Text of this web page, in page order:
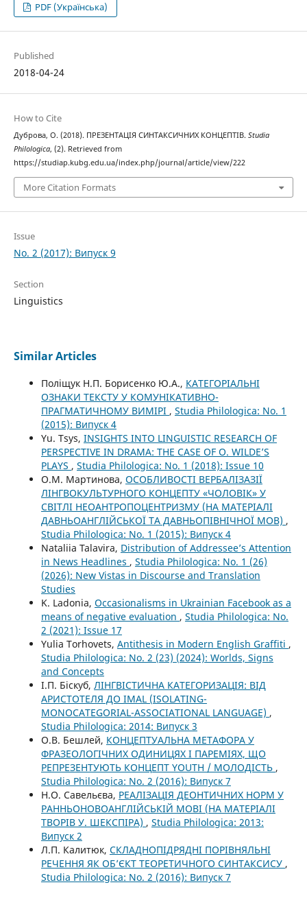
PDF (Українська)
Published
2018-04-24
How to Cite
Дуброва, О. (2018). ПРЕЗЕНТАЦІЯ СИНТАКСИЧНИХ КОНЦЕПТІВ. Studia
Philologica, (2). Retrieved from
https://studiap.kubg.edu.ua/index.php/journal/article/view/222
More Citation Formats
Issue
No. 2 (2017): Випуск 9
Section
Linguistics
Similar Articles
Поліщук Н.П. Борисенко Ю.А., КАТЕГОРІАЛЬНІ
ОЗНАКИ ТЕКСТУ У КОМУНІКАТИВНО-
ПРАГМАТИЧНОМУ ВИМІРІ , Studia Philologica: No. 1
(2015): Випуск 4
Yu. Tsys, INSIGHTS INTO LINGUISTIC RESEARCH OF
PERSPECTIVE IN DRAMA: THE CASE OF O. WILDE’S
PLAYS , Studia Philologica: No. 1 (2018): Issue 10
О.М. Мартинова, ОСОБЛИВОСТІ ВЕРБАЛІЗАЗІЇ
ЛІНГВОКУЛЬТУРНОГО КОНЦЕПТУ «ЧОЛОВІК» У
СВІТЛІ НЕОАНТРОПОЦЕНТРИЗМУ (НА МАТЕРІАЛІ
ДАВНЬОАНГЛІЙСЬКОЇ ТА ДАВНЬОПІВНІЧНОЇ МОВ) ,
Studia Philologica: No. 1 (2015): Випуск 4
Nataliia Talavira, Distribution of Addressee’s Attention
in News Headlines , Studia Philologica: No. 1 (26)
(2026): New Vistas in Discourse and Translation
Studies
K. Ladonia, Occasionalisms in Ukrainian Facebook as a
means of negative evaluation , Studia Philologica: No.
2 (2021): Issue 17
Yulia Torhovets, Antithesis in Modern English Graffiti ,
Studia Philologica: No. 2 (23) (2024): Worlds, Signs
and Concepts
І.П. Біскуб, ЛІНГВІСТИЧНА КАТЕГОРИЗАЦІЯ: ВІД
АРИСТОТЕЛЯ ДО IMAL (ISOLATING-
MONOCATEGORIAL-ASSOCIATIONAL LANGUAGE) ,
Studia Philologica: 2014: Випуск 3
О.В. Бешлей, КОНЦЕПТУАЛЬНА МЕТАФОРА У
ФРАЗЕОЛОГІЧНИХ ОДИНИЦЯХ І ПАРЕМІЯХ, ЩО
РЕПРЕЗЕНТУЮТЬ КОНЦЕПТ YOUTH / МОЛОДІСТЬ ,
Studia Philologica: No. 2 (2016): Випуск 7
Н.О. Савельєва, РЕАЛІЗАЦІЯ ДЕОНТИЧНИХ НОРМ У
РАННЬОНОВОАНГЛІЙСЬКІЙ МОВІ (НА МАТЕРІАЛІ
ТВОРІВ У. ШЕКСПІРА) , Studia Philologica: 2013:
Випуск 2
Л.П. Калитюк, СКЛАДНОПІДРЯДНІ ПОРІВНЯЛЬНІ
РЕЧЕННЯ ЯК ОБ’ЄКТ ТЕОРЕТИЧНОГО СИНТАКСИСУ ,
Studia Philologica: No. 2 (2016): Випуск 7